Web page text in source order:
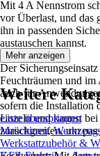
Mit 4 A Nennstrom
vor Überlast, und das
ihn in passenden
austauschen kannst.
Der
Feuchträumen und im
auch für
sofern die Installation
einzeln und kannst
zurückgreifen, um
Mehr anzeigen
Weitere
Liste überspringen
Maschinen,
Werkstattzubehör &